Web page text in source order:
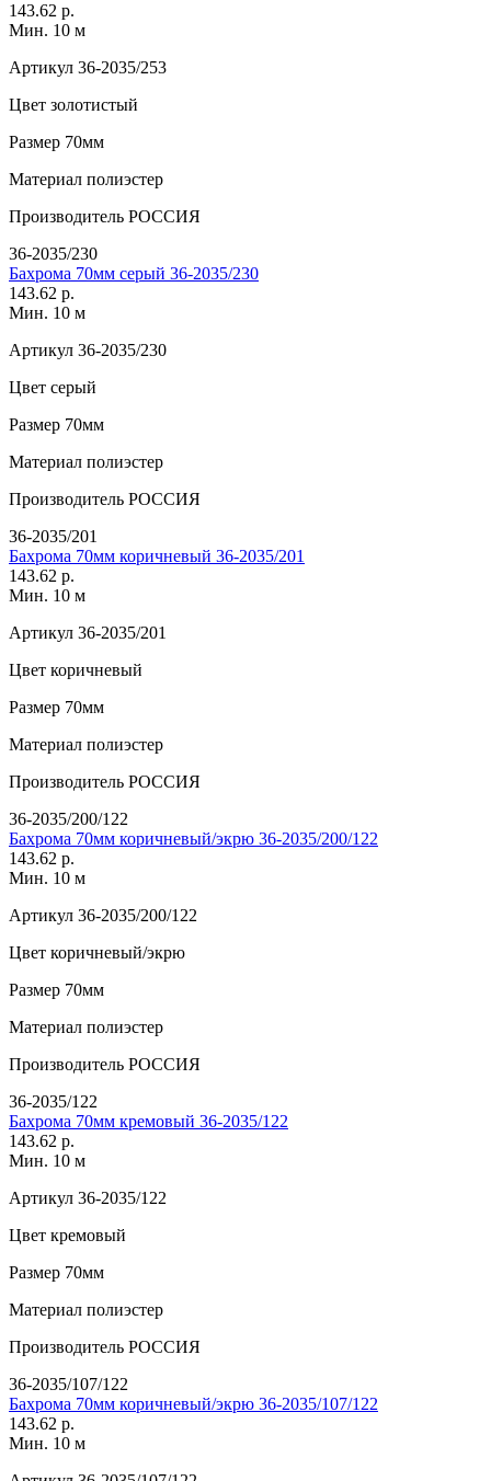
143.62 р.
Мин. 10 м
Артикул 36-2035/253
Цвет золотистый
Размер 70мм
Материал полиэстер
Производитель РОССИЯ
36-2035/230
Бахрома 70мм серый 36-2035/230
143.62 р.
Мин. 10 м
Артикул 36-2035/230
Цвет серый
Размер 70мм
Материал полиэстер
Производитель РОССИЯ
36-2035/201
Бахрома 70мм коричневый 36-2035/201
143.62 р.
Мин. 10 м
Артикул 36-2035/201
Цвет коричневый
Размер 70мм
Материал полиэстер
Производитель РОССИЯ
36-2035/200/122
Бахрома 70мм коричневый/экрю 36-2035/200/122
143.62 р.
Мин. 10 м
Артикул 36-2035/200/122
Цвет коричневый/экрю
Размер 70мм
Материал полиэстер
Производитель РОССИЯ
36-2035/122
Бахрома 70мм кремовый 36-2035/122
143.62 р.
Мин. 10 м
Артикул 36-2035/122
Цвет кремовый
Размер 70мм
Материал полиэстер
Производитель РОССИЯ
36-2035/107/122
Бахрома 70мм коричневый/экрю 36-2035/107/122
143.62 р.
Мин. 10 м